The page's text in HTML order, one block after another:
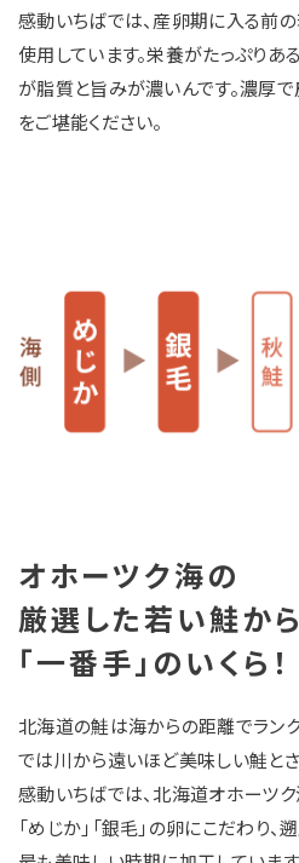
感動いちばでは、産卵期に入る前
使用しています。栄養がたっぷりあ
が脂質と旨みが濃いんです。濃厚で
をご堪能ください。
オホーツク海の
厳選した若い鮭か
「一番手」のいくら！
北海道の鮭は海からの距離でラン
では川から遠いほど美味しい鮭とさ
感動いちばでは、北海道オホーツ
「めじか」「銀毛」の卵にこだわり